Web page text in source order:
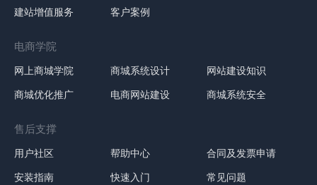
建站增值服务 客户案例
电商学院
网上商城学院 商城系统设计 网站建设知识
商城优化推广 电商网站建设 商城系统安全
售后支撑
用户社区 帮助中心 合同及发票申请
安装指南 快速入门 常见问题